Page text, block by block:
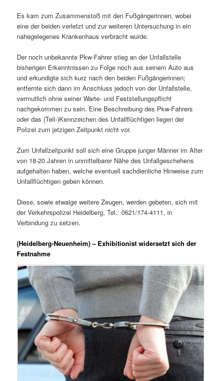
Es kam zum Zusammenstoß mit den Fußgängerinnen, wobei
eine der beiden verletzt und zur weiteren Untersuchung in ein
nahegelegenes Krankenhaus verbracht wurde.
Der noch unbekannte Pkw-Fahrer stieg an der Unfallstelle
bisherigen Erkenntnissen zu Folge noch aus seinem Auto aus
und erkundigte sich kurz nach den beiden Fußgängerinnen;
entfernte sich dann im Anschluss jedoch von der Unfallstelle,
vermutlich ohne seiner Warte- und Feststellungspflicht
nachgekommen zu sein. Eine Beschreibung des Pkw-Fahrers
oder das (Teil-)Kennzeichen des Unfallflüchtigen liegen der
Polizei zum jetzigen Zeitpunkt nicht vor.
Zum Unfallzeitpunkt soll sich eine Gruppe junger Männer im Alter
von 18-20 Jahren in unmittelbarer Nähe des Unfallgeschehens
aufgehalten haben, welche eventuell sachdienliche Hinweise zum
Unfallflüchtigen geben können.
Diese, sowie etwaige weitere Zeugen, werden gebeten, sich mit
der Verkehrspolizei Heidelberg, Tel.: 0621/174-4111, in
Verbindung zu setzen.
(Heidelberg-Neuenheim) – Exhibitionist widersetzt sich der
Festnahme